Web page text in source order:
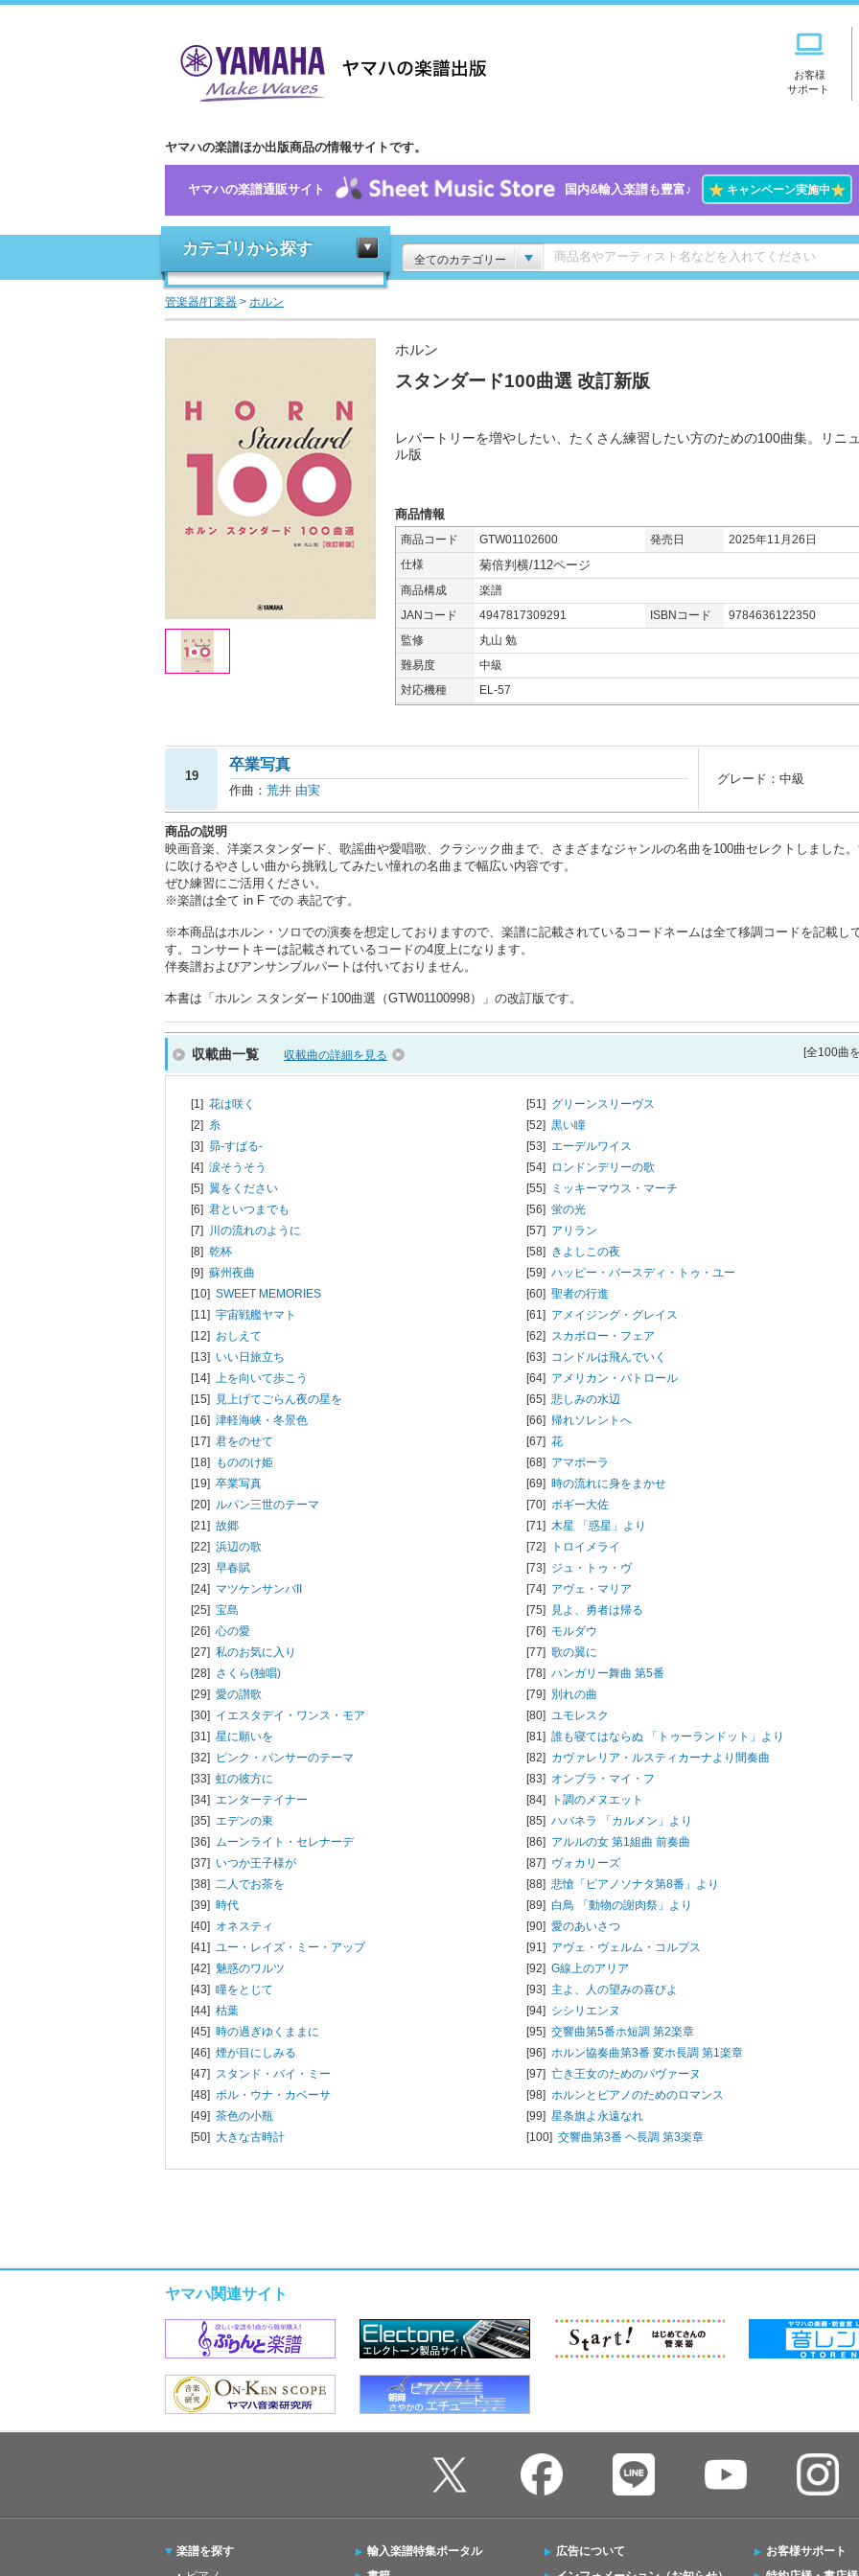
お客様
サポート
ヤマハの楽譜ほか出版商品の情報サイトです。
ヤマハの楽譜通販サイト 国内&輸入楽譜も豊富♪ ★キャンペーン実施中★
カテゴリから探す
全てのカテゴリー
管楽器/打楽器 > ホルン
ホルン
スタンダード100曲選 改訂新版
レパートリーを増やしたい、たくさん練習したい方のための100曲集。リニ
ル版
商品情報
商品コード GTW01102600 発売日
2025年11月26日
仕様
菊倍判横/112ページ
商品構成
楽譜
JANコード
4947817309291 ISBNコード
9784636122350
監修
丸山 勉
難易度
中級
対応機種
EL-57
19
卒業写真
作曲： 荒井 由実
グレード：中級
商品の説明
映画音楽、洋楽スタンダード、歌謡曲や愛唱歌、クラシック曲まで、さまざまなジャンルの名曲を100曲セレクトしました
に吹けるやさしい曲から挑戦してみたい憧れの名曲まで幅広い内容です。
ぜひ練習にご活用ください。
※楽譜は全て in F での 表記です。
※本商品はホルン・ソロでの演奏を想定しておりますので、楽譜に記載されているコードネームは全て移調コードを記載し
す。コンサートキーは記載されているコードの4度上になります。
伴奏譜およびアンサンブルパートは付いておりません。
本書は「ホルン スタンダード100曲選（GTW01100998）」の改訂版です。
収載曲一覧 収載曲の詳細を見る [全100曲
[1] 花は咲く
[2] 糸
[3] 昴-すばる-
[4] 涙そうそう
[5] 翼をください
[6] 君といつまでも
[7] 川の流れのように
[8] 乾杯
[9] 蘇州夜曲
[10] SWEET MEMORIES
[11] 宇宙戦艦ヤマト
[12] おしえて
[13] いい日旅立ち
[14] 上を向いて歩こう
[15] 見上げてごらん夜の星を
[16] 津軽海峡・冬景色
[17] 君をのせて
[18] もののけ姫
[19] 卒業写真
[20] ルパン三世のテーマ
[21] 故郷
[22] 浜辺の歌
[23] 早春賦
[24] マツケンサンバII
[25] 宝島
[26] 心の愛
[27] 私のお気に入り
[28] さくら(独唱)
[29] 愛の讃歌
[30] イエスタデイ・ワンス・モア
[31] 星に願いを
[32] ピンク・パンサーのテーマ
[33] 虹の彼方に
[34] エンターテイナー
[35] エデンの東
[36] ムーンライト・セレナーデ
[37] いつか王子様が
[38] 二人でお茶を
[39] 時代
[40] オネスティ
[41] ユー・レイズ・ミー・アップ
[42] 魅惑のワルツ
[43] 瞳をとじて
[44] 枯葉
[45] 時の過ぎゆくままに
[46] 煙が目にしみる
[47] スタンド・バイ・ミー
[48] ポル・ウナ・カベーサ
[49] 茶色の小瓶
[50] 大きな古時計
[51] グリーンスリーヴス
[52] 黒い瞳
[53] エーデルワイス
[54] ロンドンデリーの歌
[55]
ミッキーマウス・マーチ
[56] 蛍の光
[57] アリラン
[58] きよしこの夜
[59] ハッピー・バースディ・トゥ・ユー
[60] 聖者の行進
[61] アメイジング・グレイス
[62] スカボロー・フェア
[63] コンドルは飛んでいく
[64] アメリカン・パトロール
[65] 悲しみの水辺
[66] 帰れソレントへ
[67] 花
[68] アマポーラ
[69] 時の流れに身をまかせ
[70] ボギー大佐
[71] 木星 「惑星」より
[72]
トロイメライ
[73] ジュ・トゥ・ヴ
[74] アヴェ・マリア
[75] 見よ、勇者は帰る
[76] モルダウ
[77] 歌の翼に
[78] ハンガリー舞曲 第5番
[79] 別れの曲
[80] ユモレスク
[81] 誰も寝てはならぬ 「トゥーランドット」より
[82] カヴァレリア・ルスティカーナより間奏曲
[83] オンブラ・マイ・フ
[84]
ト調のメヌエット
[85] ハバネラ 「カルメン」より
[86] アルルの女 第1組曲 前奏曲
[87] ヴォカリーズ
[88] 悲愴「ピアノソナタ第8番」より
[89] 白鳥 「動物の謝肉祭」より
[90] 愛のあいさつ
[91] アヴェ・ヴェルム・コルプス
[92] G線上のアリア
[93] 主よ、人の望みの喜びよ
[94] シシリエンヌ
[95] 交響曲第5番ホ短調 第2楽章
[96] ホルン協奏曲第3番 変ホ長調 第1楽章
[97] 亡き王女のためのパヴァーヌ
[98] ホルンとピアノのためのロマンス
[99] 星条旗よ永遠なれ
[100] 交響曲第3番 ヘ長調 第3楽章
ヤマハ関連サイト
楽譜を探す
輸入楽譜特集ポータル
広告について
お客様サポート